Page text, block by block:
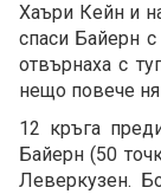
Хаъри Кейн и
спаси Байерн
отвърнаха с
нещо повече
12 кръга
Байерн (50
Леверкузен.